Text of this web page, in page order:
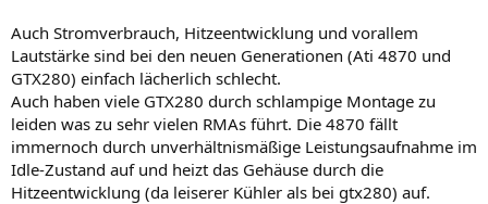
Auch Stromverbrauch, Hitzeentwicklung und vorallem
Lautstärke sind bei den neuen Generationen (Ati 4870 und
GTX280) einfach lächerlich schlecht.
Auch haben viele GTX280 durch schlampige Montage zu
leiden was zu sehr vielen RMAs führt. Die 4870 fällt
immernoch durch unverhältnismäßige Leistungsaufnahme im
Idle-Zustand auf und heizt das Gehäuse durch die
Hitzeentwicklung (da leiserer Kühler als bei gtx280) auf.